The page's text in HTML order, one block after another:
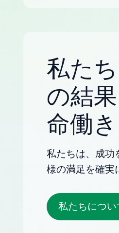
私た
の結
命働き
私たちは、成功
様の満足を確実
私たちについ